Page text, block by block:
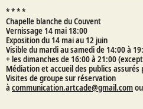
* * * *
Chapelle blanche du Couvent
Vernissage 14 mai 18:00
Exposition du 14 mai au 12 juin
Visible du mardi au samedi de 14:00 à
+ les dimanches de 16:00 à 21:00
Médiation et accueil des publics assurés
Visites de groupe sur réservation
à communication.artcade@gmail.comou